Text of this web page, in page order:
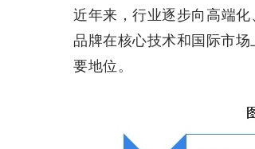
近年来，行业逐步向高端
品牌在核心技术和国际市
要地位。